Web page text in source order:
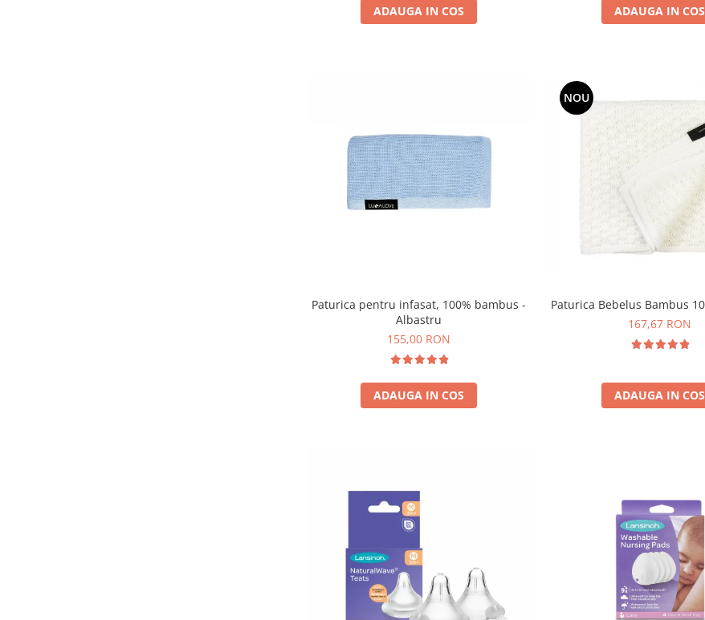
ADAUGA IN COS ADAUGA IN COS
Paturica pentru infasat, 100% bambus -
Albastru
155,00 RON
ADAUGA IN COS
NOU
167,67 RON
ADAUGA IN COS